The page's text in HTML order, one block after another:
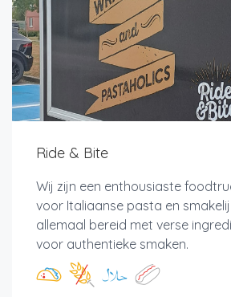
Ride & Bite
Wij zijn een enthousiaste
voor Italiaanse pasta en
allemaal bereid met verse
voor authentieke smaken.